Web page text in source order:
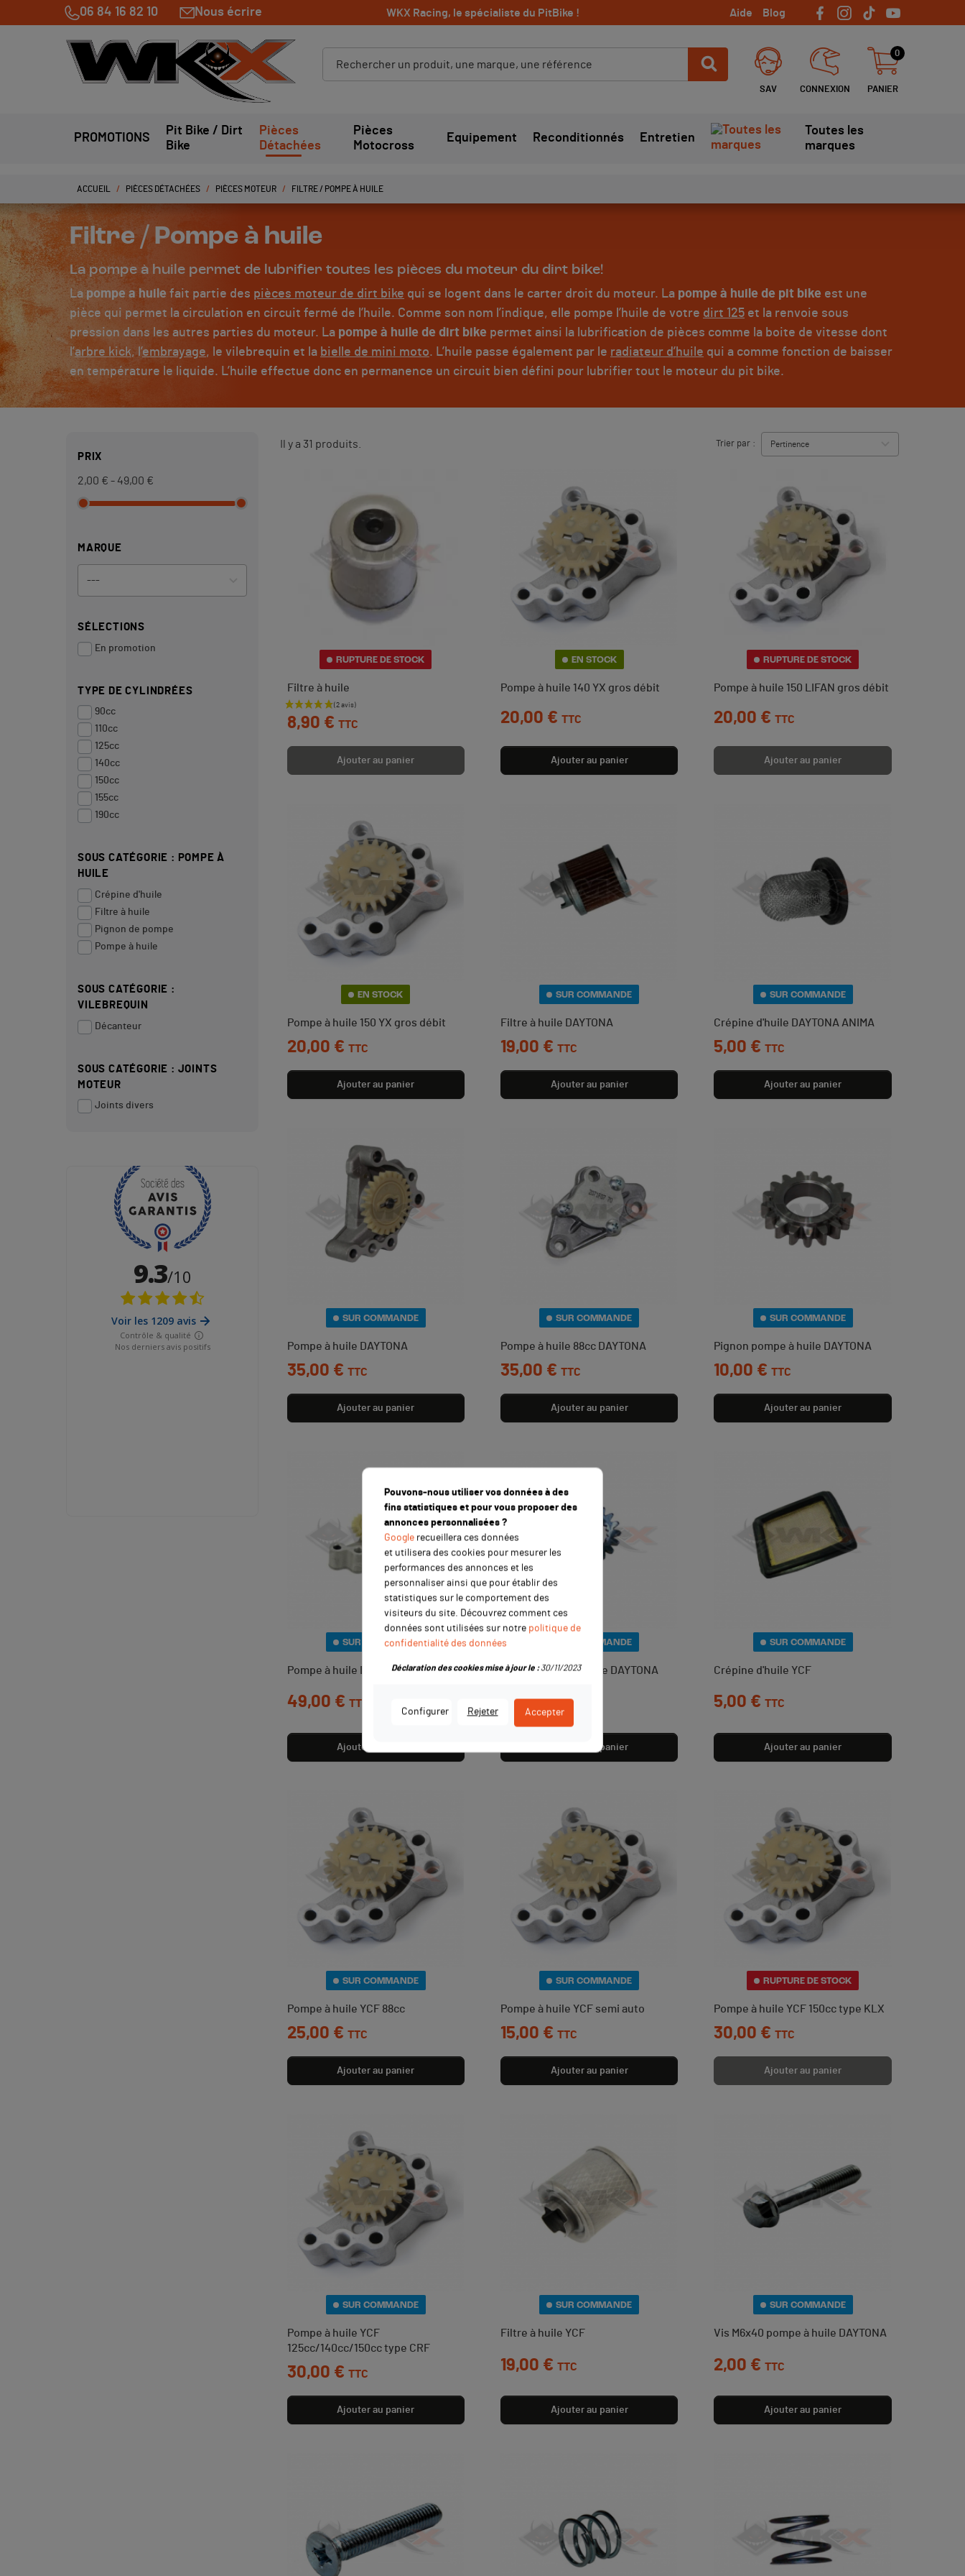
06 84 16 82 10 Nous écrire WKX Racing, le spécialiste du PitBike ! Aide Blog
SAV CONNEXION PANIER
0
PROMOTIONS
Pit Bike / Dirt
Bike
Pièces
Détachées
Pièces
Motocross
Equipement Reconditionnés Entretien
Toutes les
marques
ACCUEIL PIÈCES DÉTACHÉES PIÈCES MOTEUR FILTRE / POMPE À HUILE
Filtre / Pompe à huile
La pompe à huile permet de lubrifier toutes les pièces du moteur du dirt bike!
La pompe a huile fait partie des pièces moteur de dirt bike qui se logent dans le carter droit du moteur. La pompe à huile de pit bike est une
pièce qui permet la circulation en circuit fermé de l’huile. Comme son nom l’indique, elle pompe l’huile de votre dirt 125 et la renvoie sous
pression dans les autres parties du moteur. La pompe à huile de dirt bike permet ainsi la lubrification de pièces comme la boite de vitesse dont
l’arbre kick, l’embrayage, le vilebrequin et la bielle de mini moto. L’huile passe également par le radiateur d’huile qui a comme fonction de baisser
en température le liquide. L’huile effectue donc en permanence un circuit bien défini pour lubrifier tout le moteur du pit bike.
PRIX
2,00 € - 49,00 €
MARQUE
SÉLECTIONS
En promotion
TYPE DE CYLINDRÉES
90cc
110cc
125cc
140cc
150cc
155cc
190cc
SOUS CATÉGORIE : POMPE À
HUILE
Crépine d'huile
Filtre à huile
Pignon de pompe
Pompe à huile
SOUS CATÉGORIE :
VILEBREQUIN
Décanteur
SOUS CATÉGORIE : JOINTS
MOTEUR
Joints divers
Il y a 31 produits. Trier par :
RUPTURE DE STOCK
Filtre à huile
Prix
8,90 € TTC
Ajouter au panier
EN STOCK
Pompe à huile 140 YX gros débit
Prix
20,00 € TTC
Ajouter au panier
RUPTURE DE STOCK
Pompe à huile 150 LIFAN gros débit
Prix
20,00 € TTC
Ajouter au panier
EN STOCK
Pompe à huile 150 YX gros débit
Prix
20,00 € TTC
Ajouter au panier
SUR COMMANDE
Filtre à huile DAYTONA
Prix
19,00 € TTC
Ajouter au panier
SUR COMMANDE
Crépine d'huile DAYTONA ANIMA
Prix
5,00 € TTC
Ajouter au panier
SUR COMMANDE
Pompe à huile DAYTONA
Prix
35,00 € TTC
Ajouter au panier
SUR COMMANDE
Pompe à huile 88cc DAYTONA
Prix
35,00 € TTC
Ajouter au panier
SUR COMMANDE
Pignon pompe à huile DAYTONA
Prix
10,00 € TTC
Ajouter au panier
SUR COMMANDE
Pompe à huile DAYTONA ANIMA
Prix
49,00 € TTC
Ajouter au panier
SUR COMMANDE
Pignon pompe à huile DAYTONA
15,00 € TTC
Ajouter au panier
SUR COMMANDE
Crépine d'huile YCF
Prix
5,00 € TTC
Ajouter au panier
SUR COMMANDE
Pompe à huile YCF 88cc
Prix
25,00 € TTC
Ajouter au panier
SUR COMMANDE
Pompe à huile YCF semi auto
Prix
15,00 € TTC
Ajouter au panier
RUPTURE DE STOCK
Pompe à huile YCF 150cc type KLX
Prix
30,00 € TTC
Ajouter au panier
SUR COMMANDE
Pompe à huile YCF
125cc/140cc/150cc type CRF
Prix
30,00 € TTC
Ajouter au panier
SUR COMMANDE
Filtre à huile YCF
Prix
19,00 € TTC
Ajouter au panier
SUR COMMANDE
Vis M6x40 pompe à huile DAYTONA
Prix
2,00 € TTC
Ajouter au panier
Pouvons-nous utiliser vos données à des
fins statistiques et pour vous proposer des
annonces personnalisées ?
Google recueillera ces données
et utilisera des cookies pour mesurer les
performances des annonces et les
personnaliser ainsi que pour établir des
statistiques sur le comportement des
visiteurs du site. Découvrez comment ces
données sont utilisées sur notre politique de
confidentialité des données
Configurer Rejeter Accepter
Déclaration des cookies mise à jour le :30/11/2023